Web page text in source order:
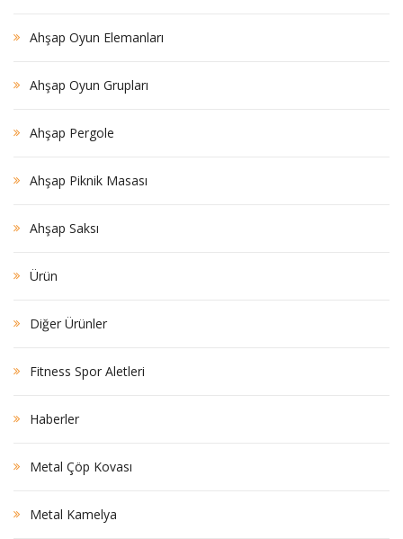
Ahşap Oyun Elemanları
Ahşap Oyun Grupları
Ahşap Pergole
Ahşap Piknik Masası
Ahşap Saksı
Ürün
Diğer Ürünler
Fitness Spor Aletleri
Haberler
Metal Çöp Kovası
Metal Kamelya